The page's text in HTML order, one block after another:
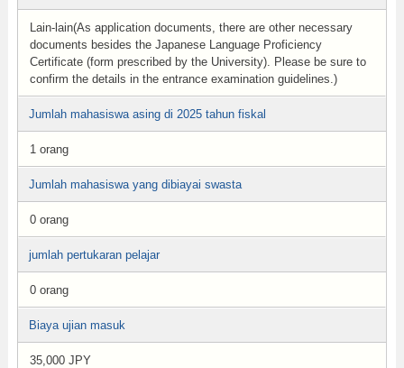
Lain-lain(As application documents, there are other necessary
documents besides the Japanese Language Proficiency
Certificate (form prescribed by the University). Please be sure to
confirm the details in the entrance examination guidelines.)
Jumlah mahasiswa asing di 2025 tahun fiskal
1 orang
Jumlah mahasiswa yang dibiayai swasta
0 orang
jumlah pertukaran pelajar
0 orang
Biaya ujian masuk
35,000 JPY